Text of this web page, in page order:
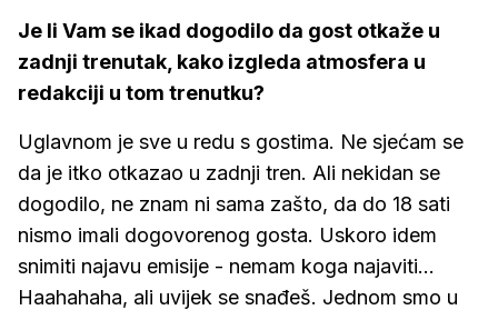
Je li Vam se ikad dogodilo da gost otkaže u
zadnji trenutak, kako izgleda atmosfera u
redakciji u tom trenutku?
Uglavnom je sve u redu s gostima. Ne sjećam se
da je itko otkazao u zadnji tren. Ali nekidan se
dogodilo, ne znam ni sama zašto, da do 18 sati
nismo imali dogovorenog gosta. Uskoro idem
snimiti najavu emisije - nemam koga najaviti...
Haahahaha, ali uvijek se snađeš. Jednom smo u